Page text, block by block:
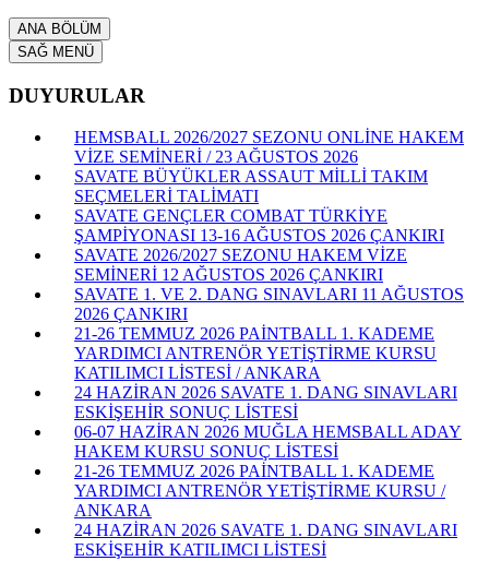
ANA BÖLÜM
SAĞ MENÜ
DUYURULAR
HEMSBALL 2026/2027 SEZONU ONLİNE HAKEM
VİZE SEMİNERİ / 23 AĞUSTOS 2026
SAVATE BÜYÜKLER ASSAUT MİLLİ TAKIM
SEÇMELERİ TALİMATI
SAVATE GENÇLER COMBAT TÜRKİYE
ŞAMPİYONASI 13-16 AĞUSTOS 2026 ÇANKIRI
SAVATE 2026/2027 SEZONU HAKEM VİZE
SEMİNERİ 12 AĞUSTOS 2026 ÇANKIRI
SAVATE 1. VE 2. DANG SINAVLARI 11 AĞUSTOS
2026 ÇANKIRI
21-26 TEMMUZ 2026 PAİNTBALL 1. KADEME
YARDIMCI ANTRENÖR YETİŞTİRME KURSU
KATILIMCI LİSTESİ / ANKARA
24 HAZİRAN 2026 SAVATE 1. DANG SINAVLARI
ESKİŞEHİR SONUÇ LİSTESİ
06-07 HAZİRAN 2026 MUĞLA HEMSBALL ADAY
HAKEM KURSU SONUÇ LİSTESİ
21-26 TEMMUZ 2026 PAİNTBALL 1. KADEME
YARDIMCI ANTRENÖR YETİŞTİRME KURSU /
ANKARA
24 HAZİRAN 2026 SAVATE 1. DANG SINAVLARI
ESKİŞEHİR KATILIMCI LİSTESİ